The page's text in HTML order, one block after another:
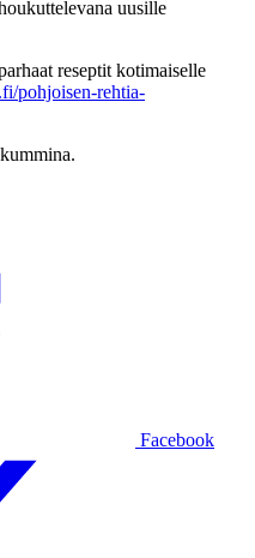
uusille
reseptit kotimaiselle
pohjoisen-rehtia-
Facebook